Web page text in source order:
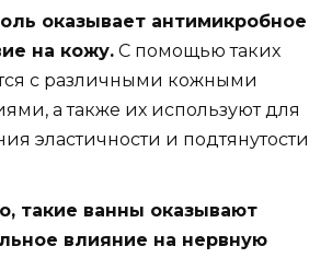
оказывает антимикробное
на кожу. С помощью таких
с различными кожными
а также их используют для
эластичности и подтянутости
такие ванны оказывают
влияние на нервную